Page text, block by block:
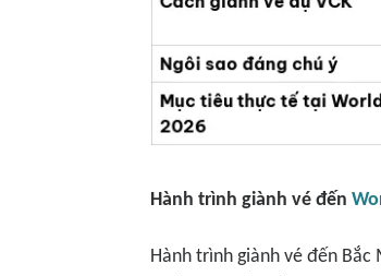
Hành trình giành vé đến
Hành trình giành vé đến